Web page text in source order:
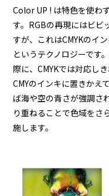
Color UP ! は特色を使わ
す。RGBの再現にはビビ
すが、これはCMYKのイ
というテクノロジーです
際に、CMYKでは対応し
CMYのインキに置きかえ
ば海や空の青さが強調さ
り重ねることで色域をさ
施します。